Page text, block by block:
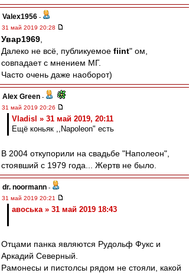
Valex1956 -
31 май 2019 20:28
Увар1969
Далеко не всё, публикуемое fiint" ом,
совпадает с мнением МГ.
Часто очень даже наоборот)
Alex Green -
31 май 2019 20:26
Vladisl » 31 май 2019, 20:11
Ещё коньяк ,,Napoleon" есть
В 2004 откупорили на свадьбе "Наполеон",
стоявший с 1979 года... Жертв не было.
dr. noormann -
31 май 2019 20:21
авоська » 31 май 2019 18:43
Отцами панка являются Рудольф Фукс и
Аркадий Северный.
Рамонесы и пистолсы рядом не стояли, какой